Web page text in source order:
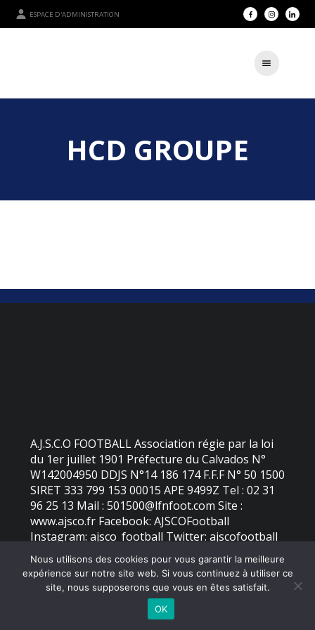
ESPACE D'ADMINISTRATION
HCD GROUPE
A.J.S.C.O FOOTBALL Association régie par la loi
du 1er juillet 1901 Préfecture du Calvados N°
W142004950 DDJS N°14 186 174 F.F.F N° 50 1500
SIRET 333 799 153 00015 APE 9499Z Tel : 02 31
96 25 13 Mail : 501500@lfnfoot.com Site :
www.ajsco.fr Facebook: AJSCOFootball
Instagram: ajsco_football Twitter: ajscofootball
2026 - AJS Colleville Ouistreham | Site internet réalisé par
MENTIONS LÉGALES
Nous utilisons des cookies pour vous garantir la meilleure
expérience sur notre site web. Si vous continuez à utiliser ce
site, nous supposerons que vous en êtes satisfait.
OK